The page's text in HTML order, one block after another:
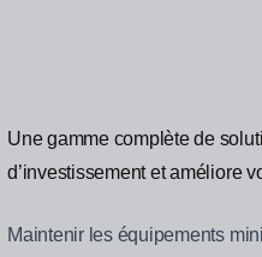
Une gamme complète de
d’investissement et améliore
Maintenir les équipements